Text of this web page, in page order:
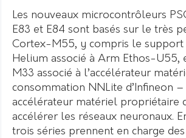
Les nouveaux microcontrôleurs
E83 et E84 sont basés sur le très
Cortex-M55, y compris le support
Helium associé à Arm Ethos-U55,
M33 associé à l’accélérateur
consommation NNLite d’Infineon –
accélérateur matériel propriétaire
accélérer les réseaux neuronaux.
trois séries prennent en charge